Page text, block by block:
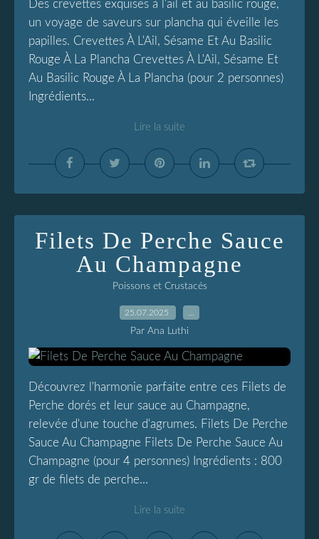
Des crevettes exquises à l'ail et au basilic rouge,
un voyage de saveurs sur plancha qui éveille les
papilles. Crevettes À L'Ail, Sésame Et Au Basilic
Rouge À La Plancha Crevettes À L'Ail, Sésame Et
Au Basilic Rouge À La Plancha (pour 2 personnes)
Ingrédients...
Lire la suite
Filets De Perche Sauce
Au Champagne
Poissons et Crustacés
25.07.2025
Par Ana Luthi
Découvrez l'harmonie parfaite entre ces Filets de
Perche dorés et leur sauce au Champagne,
relevée d'une touche d'agrumes. Filets De Perche
Sauce Au Champagne Filets De Perche Sauce Au
Champagne (pour 4 personnes) Ingrédients : 800
gr de filets de perche...
Lire la suite